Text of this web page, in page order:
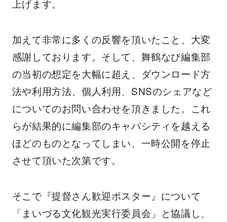
上げます。
加えて非常に多くの反響を頂いたこと、大変
感謝しております。そして、舞鶴なび編集部
の当初の想定を大幅に超え、ダウンロード方
法や利用方法、個人利用、SNSのシェアなど
についてのお問い合わせを頂きました。これ
らが結果的に編集部のキャパシティを越える
ほどのものとなってしまい、一時公開を停止
させて頂いた次第です。
そこで『提督さん歓迎ポスター』について
「まいづる文化観光実行委員会」と協議し、